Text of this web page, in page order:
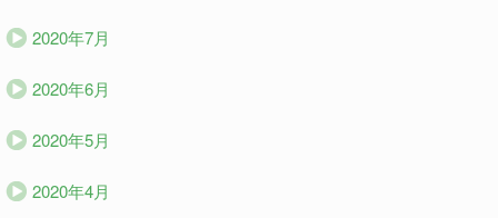
2020年7月
2020年6月
2020年5月
2020年4月